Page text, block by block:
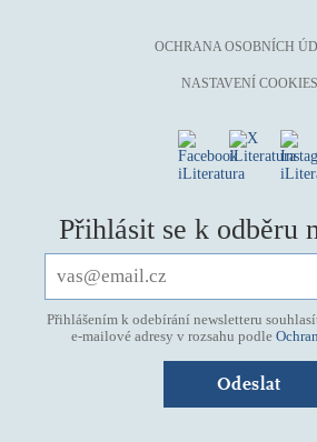
OCHRANA OSOBNÍCH
NASTAVENÍ COOKIES
Přihlásit se k odběru
Přihlášením k odebírání newsletteru
e-mailové adresy v rozsahu podle